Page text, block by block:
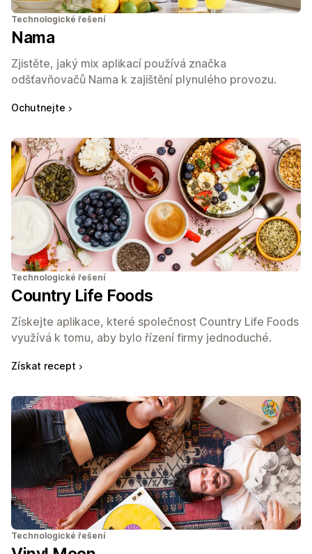
Technologické řešení
Nama
Zjistěte, jaký mix aplikací používá značka
odšťavňovačů Nama k zajištění plynulého provozu.
Ochutnejte
Technologické řešení
Country Life Foods
Získejte aplikace, které společnost Country Life Foods
využívá k tomu, aby bylo řízení firmy jednoduché.
Získat recept
Technologické řešení